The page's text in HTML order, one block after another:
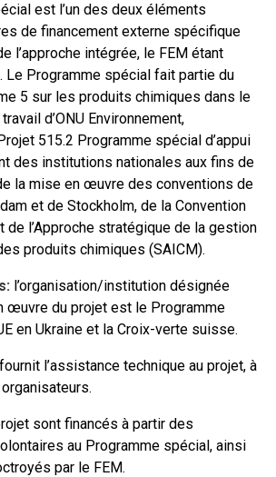
est l’un des deux éléments
de financement externe spécifique
l’approche intégrée, le FEM étant
Le Programme spécial fait partie du
5 sur les produits chimiques dans le
d’ONU Environnement,
515.2 Programme spécial d’appui
des institutions nationales aux fins de
la mise en œuvre des conventions de
et de Stockholm, de la Convention
de l’Approche stratégique de la gestion
produits chimiques (SAICM).
l’organisation/institution désignée
œuvre du projet est le Programme
en Ukraine et la Croix-verte suisse.
l’assistance technique au projet, à
sont financés à partir des
au Programme spécial, ainsi
par le FEM.